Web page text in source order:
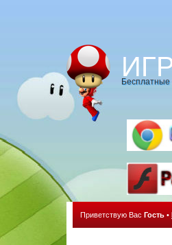
Приветствую Вас Гость •